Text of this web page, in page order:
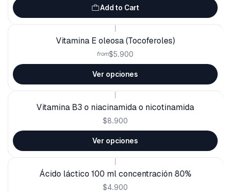
Add to Cart
Vitamina E oleosa (Tocoferoles)
from$5.900
Ver opciones
Vitamina B3 o niacinamida o nicotinamida
$8.900
Ver opciones
Ácido láctico 100 ml concentración 80%
$4.900